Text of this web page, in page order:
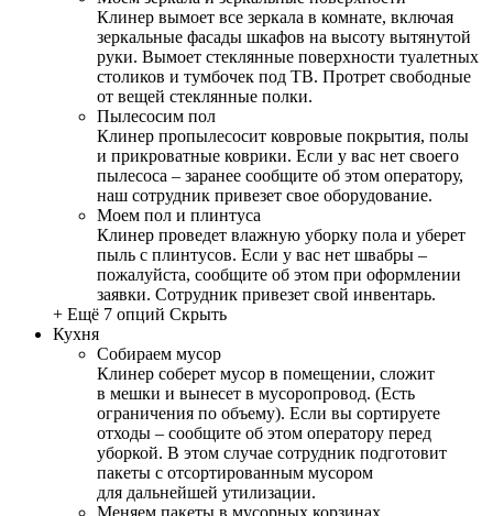
Клинер вымоет все зеркала в комнате, включая
зеркальные фасады шкафов на высоту вытянутой
руки. Вымоет стеклянные поверхности туалетных
столиков и тумбочек под ТВ. Протрет свободные
от вещей стеклянные полки.
Пылесосим пол
Клинер пропылесосит ковровые покрытия, полы
и прикроватные коврики. Если у вас нет своего
пылесоса – заранее сообщите об этом оператору,
наш сотрудник привезет свое оборудование.
Моем пол и плинтуса
Клинер проведет влажную уборку пола и уберет
пыль с плинтусов. Если у вас нет швабры –
пожалуйста, сообщите об этом при оформлении
заявки. Сотрудник привезет свой инвентарь.
+ Ещё 7 опций Скрыть
Кухня
Собираем мусор
Клинер соберет мусор в помещении, сложит
в мешки и вынесет в мусоропровод. (Есть
ограничения по объему). Если вы сортируете
отходы – сообщите об этом оператору перед
уборкой. В этом случае сотрудник подготовит
пакеты с отсортированным мусором
для дальнейшей утилизации.
Меняем пакеты в мусорных корзинах